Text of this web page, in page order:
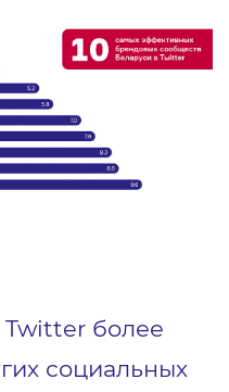
Twitter более
социальных